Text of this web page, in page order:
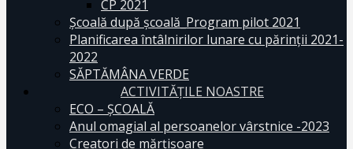
CP 2021
Școală după școală_Program pilot 2021
Planificarea întâlnirilor lunare cu părinții 2021-
2022
SĂPTĂMÂNA VERDE
ACTIVITĂȚILE NOASTRE
ECO – ŞCOALĂ
Anul omagial al persoanelor vârstnice -2023
Creatori de mărțișoare